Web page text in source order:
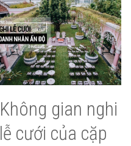
Không gian nghi
lễ cưới của cặp